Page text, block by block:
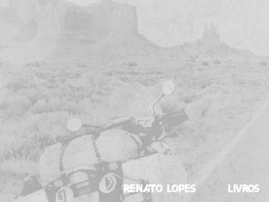
RENATO LOPES LIVROS